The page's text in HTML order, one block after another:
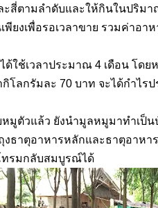
ะสี่ตามลำดับและให้กินในปริม
พียงเพื่อรอเวลาขาย รวมค่าอ
ได้ใช้เวลาประมาณ 4 เดือน โด
โลกรัมละ 70 บาท จะได้กำไร
มูตัวแล้ว ยังนำมูลหมูมาทำเป็
ธาตุอาหารหลักและธาตุอาหา
ทรมกลับสมบูรณ์ได้